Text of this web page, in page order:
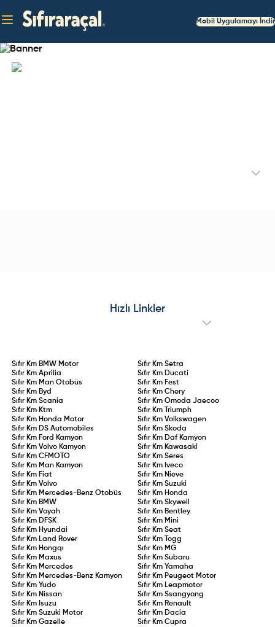
Mobil Uygulamayı İndir
Hızlı Linkler
Sıfır Km BMW Motor Sıfır Km Setra
Sıfır KmAprilia Sıfır Km Ducati
Sıfır Km Man Otobüs Sıfır Km Fest
Sıfır Km Byd Sıfır Km Chery
Sıfır KmScania Sıfır Km Omoda Jaecoo
Sıfır Km Ktm Sıfır Km
Triumph
Sıfır Km Honda Motor Sıfır Km Volkswagen
Sıfır Km DS Automobiles Sıfır Km Skoda
Sıfır Km Ford Kamyon Sıfır Km Daf Kamyon
Sıfır KmVolvo Kamyon Sıfır Km Kawasaki
Sıfır KmCFMOTO Sıfır Km Seres
Sıfır Km Man Kamyon Sıfır Km Iveco
Sıfır Km Fiat Sıfır Km Nieve
Sıfır KmVolvo Sıfır Km Suzuki
Sıfır Km Mercedes-Benz Otobüs Sıfır Km Honda
Sıfır Km BMW Sıfır Km Skywell
Sıfır KmVoyah Sıfır Km Bentley
Sıfır Km DFSK Sıfır Km Mini
Sıfır Km Hyundai Sıfır Km Seat
Sıfır Km Land Rover Sıfır Km
Togg
Sıfır Km Hongqı Sıfır Km MG
Sıfır Km Maxus Sıfır Km Subaru
Sıfır Km Mercedes Sıfır Km Yamaha
Sıfır Km Mercedes-Benz Kamyon Sıfır Km Peugeot Motor
Sıfır KmYudo Sıfır Km Leapmotor
Sıfır Km Nissan Sıfır Km Ssangyong
Sıfır Km Isuzu Sıfır Km Renault
Sıfır KmSuzuki Motor Sıfır Km Dacia
Sıfır KmGazelle Sıfır Km Cupra